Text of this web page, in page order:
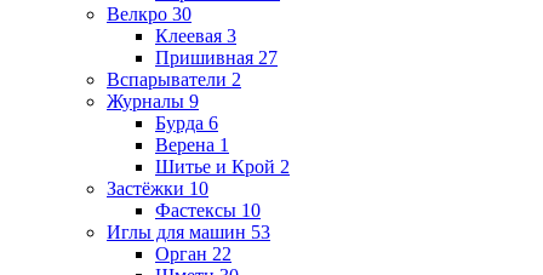
Велкро 30
Клеевая 3
Пришивная 27
Вспарыватели 2
Журналы 9
Бурда 6
Верена 1
Шитье и Крой 2
Застёжки 10
Фастексы 10
Иглы для машин 53
Орган 22